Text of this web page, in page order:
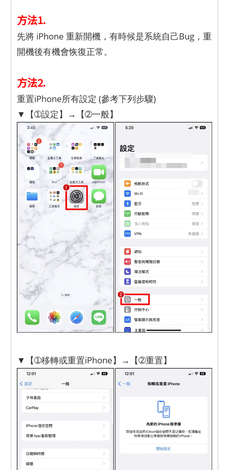
方法1.
先將 iPhone 重新開機，有時候是系統自己Bug，重
開機後有機會恢復正常。
方法2.
重置iPhone所有設定 (參考下列步驟)
▼【➀設定】→【➁一般】
▼【➀移轉或重置iPhone】→【➁重置】